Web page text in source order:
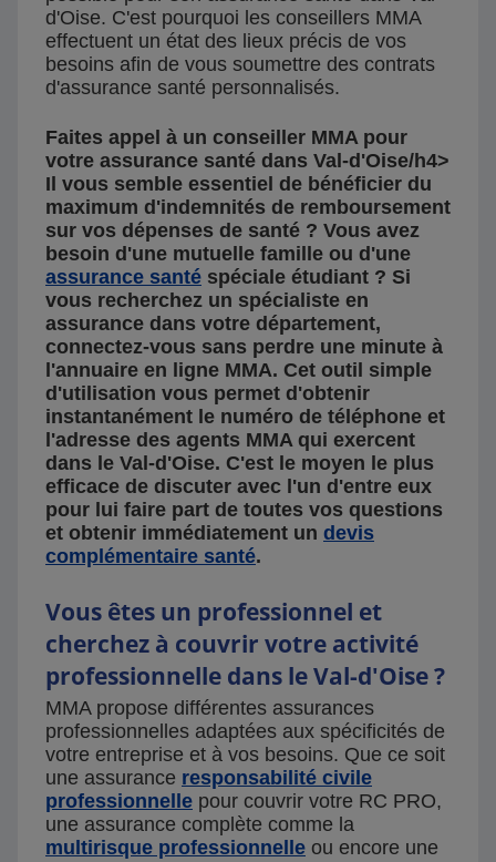
d'Oise. C'est pourquoi les conseillers MMA
effectuent un état des lieux précis de vos
besoins afin de vous soumettre des contrats
d'assurance santé personnalisés.
Faites appel à un conseiller MMA pour
votre assurance santé dans Val-d'Oise/h4>
Il vous semble essentiel de bénéficier du
maximum d'indemnités de remboursement
sur vos dépenses de santé ? Vous avez
besoin d'une mutuelle famille ou d'une
assurance santé spéciale étudiant ? Si
vous recherchez un spécialiste en
assurance dans votre département,
connectez-vous sans perdre une minute à
l'annuaire en ligne MMA. Cet outil simple
d'utilisation vous permet d'obtenir
instantanément le numéro de téléphone et
l'adresse des agents MMA qui exercent
dans le Val-d'Oise. C'est le moyen le plus
efficace de discuter avec l'un d'entre eux
pour lui faire part de toutes vos questions
et obtenir immédiatement un devis
complémentaire santé.
Vous êtes un professionnel et
cherchez à couvrir votre activité
professionnelle dans le Val-d'Oise ?
MMA propose différentes assurances
professionnelles adaptées aux spécificités de
votre entreprise et à vos besoins. Que ce soit
une assurance responsabilité civile
professionnelle pour couvrir votre RC PRO,
une assurance complète comme la
multirisque professionnelle ou encore une